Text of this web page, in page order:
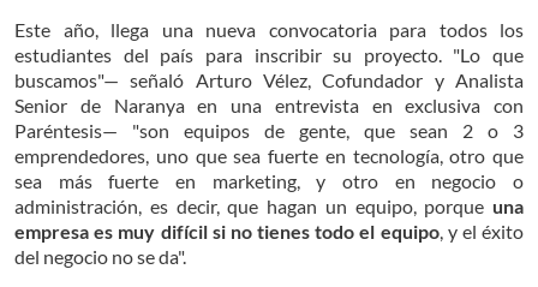
Este año, llega una nueva convocatoria para todos los
estudiantes del país para inscribir su proyecto. "Lo que
buscamos"— señaló Arturo Vélez, Cofundador y Analista
Senior de Naranya en una entrevista en exclusiva con
Paréntesis— "son equipos de gente, que sean 2 o 3
emprendedores, uno que sea fuerte en tecnología, otro que
sea más fuerte en marketing, y otro en negocio o
administración, es decir, que hagan un equipo, porque una
empresa es muy difícil si no tienes todo el equipo, y el éxito
del negocio no se da".